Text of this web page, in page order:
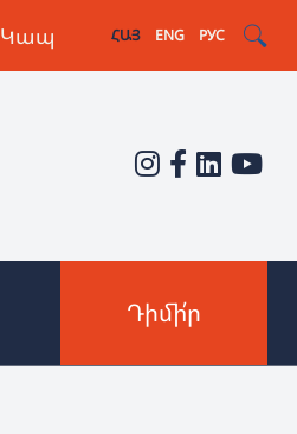
Կապ ՀԱՅ ENG РУС
Դիմի՛ր